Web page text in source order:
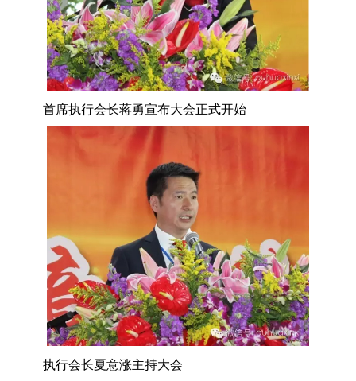
首席执行会长蒋勇宣布大会正式开始
执行会长夏意涨主持大会